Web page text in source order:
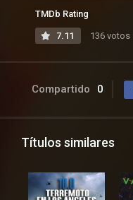
TMDb Rating
7.11 136 votos
Compartido 0
Títulos similares